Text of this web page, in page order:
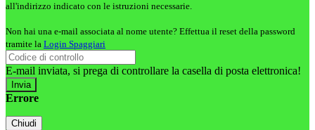
all'indirizzo indicato con le istruzioni necessarie.
Non hai una e-mail associata al nome utente? Effettua il reset della password
tramite la Login Spaggiari
E-mail inviata, si prega di controllare la casella di posta elettronica!
Errore
Chiudi